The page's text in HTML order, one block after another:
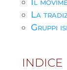
La
Gruppi
INDICE